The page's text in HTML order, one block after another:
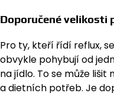
Doporučené velikosti
Pro ty, kteří řídí reflux,
obvykle pohybují od
na jídlo. To se může
a dietních potřeb. Je